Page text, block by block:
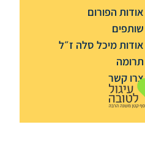
אודות הפורום
שותפים
אודות מיכל סלה ז״ל
תרומה
צרו קשר